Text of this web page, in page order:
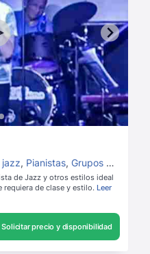
jazz, Pianistas, Grupos de Jazz
de Jazz y otros estilos ideal
de clase y estilo. Leer
Solicitar precio y disponibilidad